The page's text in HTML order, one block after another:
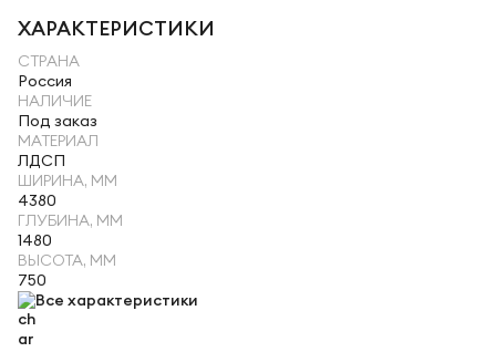
ХАРАКТЕРИСТИКИ
СТРАНА
Россия
НАЛИЧИЕ
Под заказ
МАТЕРИАЛ
ЛДСП
ШИРИНА, ММ
4380
ГЛУБИНА, ММ
1480
ВЫСОТА, ММ
750
Все характеристики